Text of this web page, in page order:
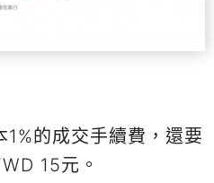
的成交手續費，還要
15元。